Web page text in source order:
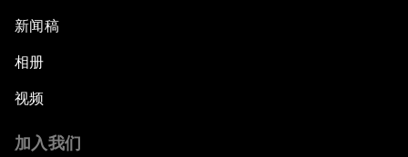
新闻稿
相册
视频
加入我们